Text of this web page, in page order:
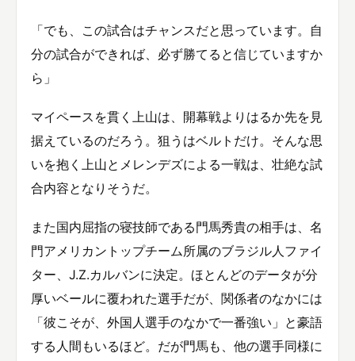
「でも、この試合はチャンスだと思っています。自
分の試合ができれば、必ず勝てると信じていますか
ら」
マイペースを貫く上山は、開幕戦よりはるか先を見
据えているのだろう。狙うはベルトだけ。そんな思
いを抱く上山とメレンデズによる一戦は、壮絶な試
合内容となりそうだ。
また国内屈指の寝技師である門馬秀貴の相手は、名
門アメリカントップチーム所属のブラジル人ファイ
ター、J.Z.カルバンに決定。ほとんどのデータが分
厚いベールに覆われた選手だが、関係者のなかには
「彼こそが、外国人選手のなかで一番強い」と豪語
する人間もいるほど。だが門馬も、他の選手同様に